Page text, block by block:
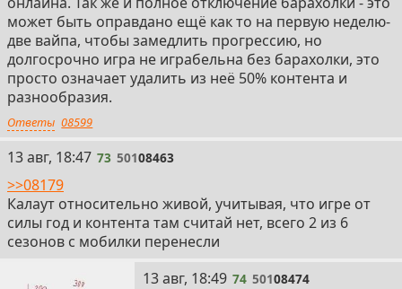
может быть оправдано ещё как то на первую неделю-
две вайпа, чтобы замедлить прогрессию, но
долгосрочно игра не играбельна без барахолки, это
просто означает удалить из неё 50% контента и
разнообразия.
Ответы 08599
73
13 авг, 18:47 73 50108463
>>08179
Калаут относительно живой, учитывая, что игре от
силы год и контента там считай нет, всего 2 из 6
сезонов с мобилки перенесли
74
13 авг, 18:49 74 50108474